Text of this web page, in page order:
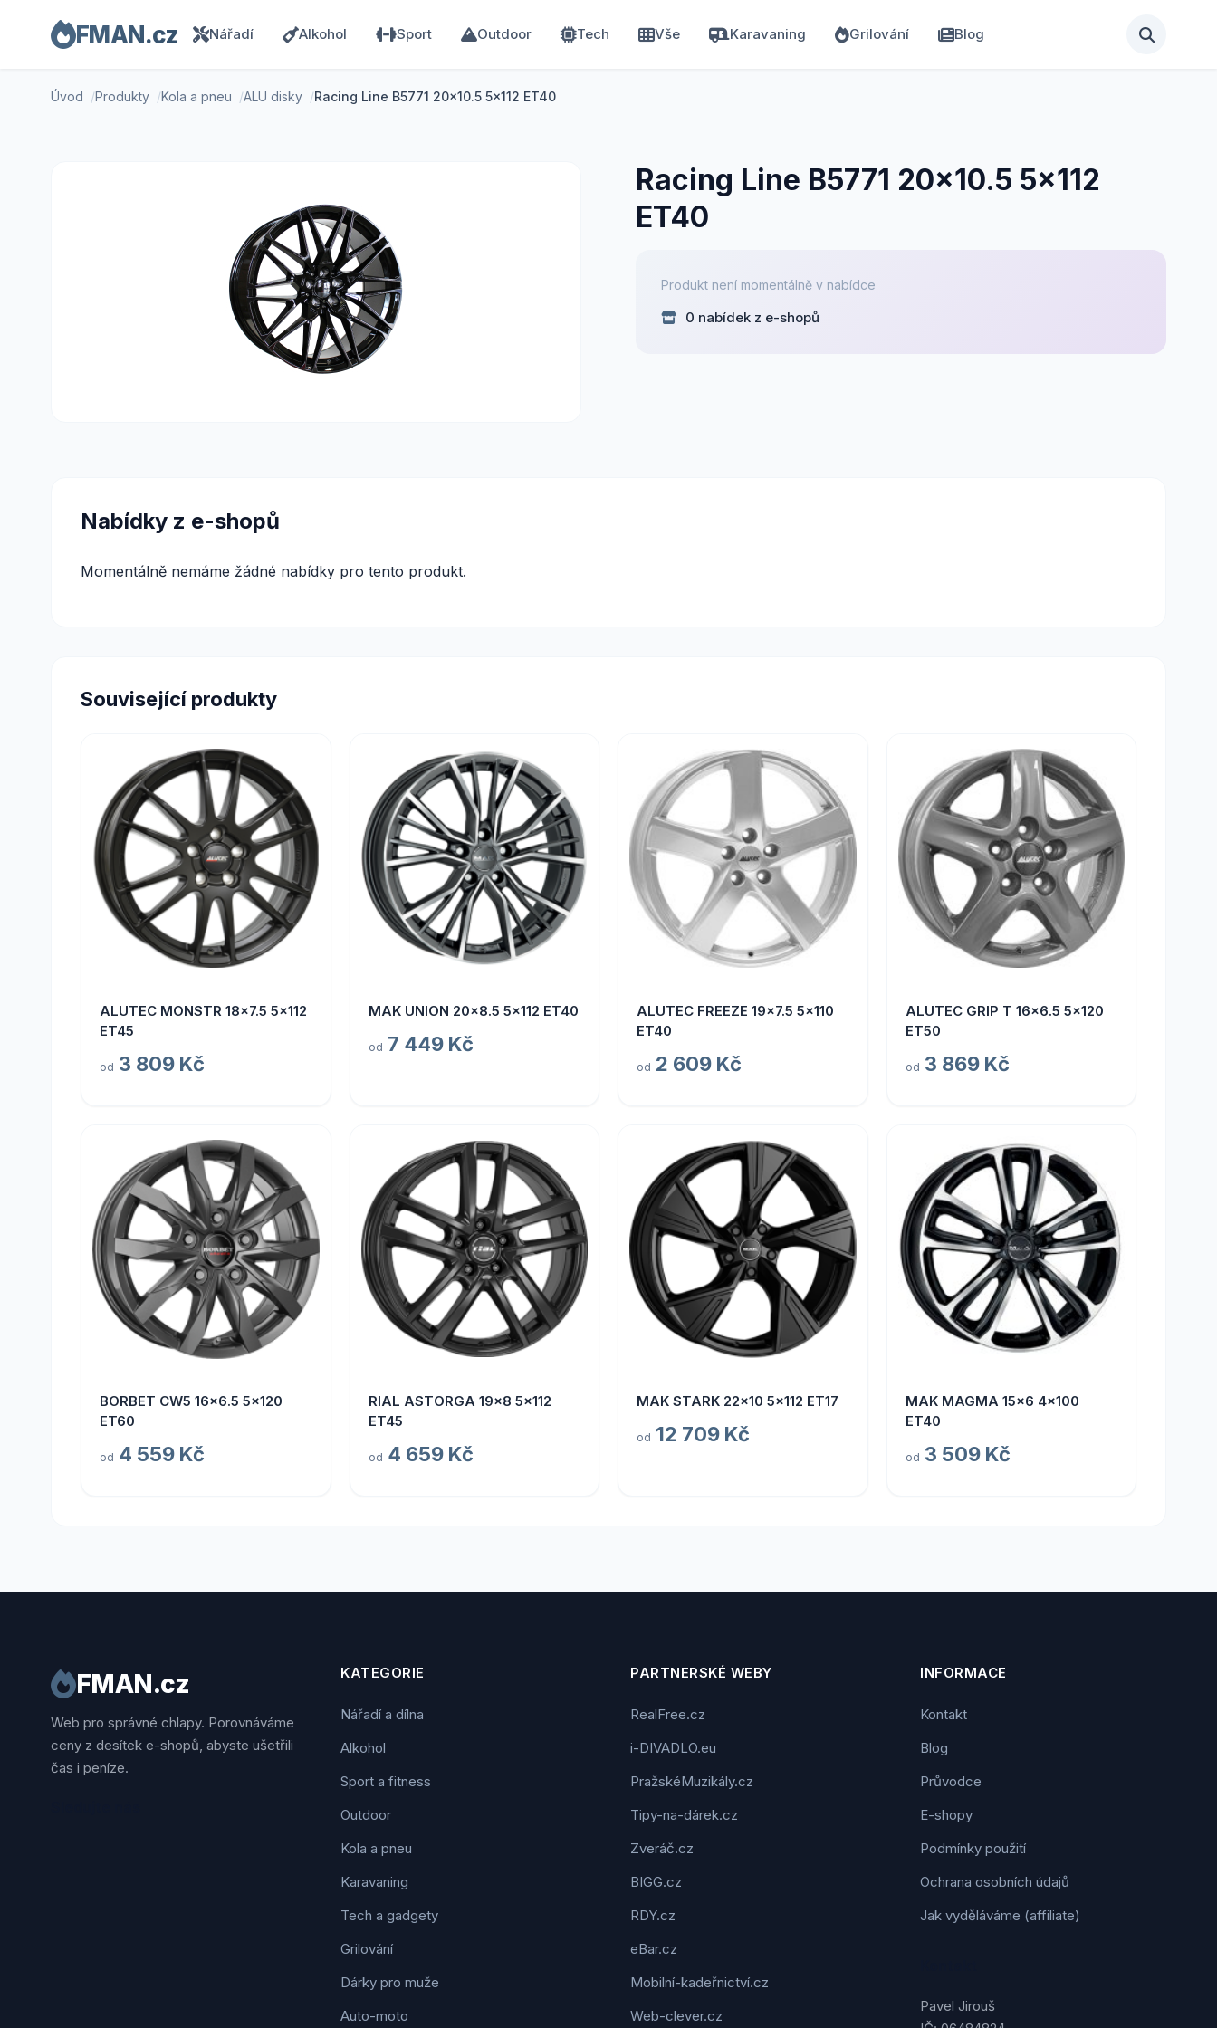
FMAN.cz Nářadí Alkohol Sport Outdoor Tech Vše Karavaning Grilování Blog
Úvod Produkty Kola a pneu ALU disky Racing Line B5771 20x10.5 5x112 ET40
Racing Line B5771 20x10.5 5x112
ET40
Produkt není momentálně v nabídce
0 nabídek z e-shopů
Nabídky z e-shopů
Momentálně nemáme žádné nabídky pro tento produkt.
Související produkty
ALUTEC MONSTR 18x7.5 5x112
ET45
od 3 809 Kč
MAK UNION 20x8.5 5x112 ET40
od 7 449 Kč
ALUTEC FREEZE 19x7.5 5x110
ET40
od 2 609 Kč
ALUTEC GRIP T 16x6.5 5x120
ET50
od 3 869 Kč
BORBET CW5 16x6.5 5x120
ET60
od 4 559 Kč
RIAL ASTORGA 19x8 5x112
ET45
od 4 659 Kč
MAK STARK 22x10 5x112 ET17
od 12 709 Kč
MAK MAGMA 15x6 4x100
ET40
od 3 509 Kč
FMAN.cz
Web pro správné chlapy. Porovnáváme
ceny z desítek e-shopů, abyste ušetřili
čas i peníze.
KATEGORIE
Nářadí a dílna
Alkohol
Sport a fitness
Outdoor
Kola a pneu
Karavaning
Tech a gadgety
Grilování
Dárky pro muže
Auto-moto
PARTNERSKÉ WEBY
RealFree.cz
i-DIVADLO.eu
PražskéMuzikály.cz
Tipy-na-dárek.cz
Zveráč.cz
BIGG.cz
RDY.cz
eBar.cz
Mobilní-kadeřnictví.cz
Web-clever.cz
INFORMACE
Kontakt
Blog
Průvodce
E-shopy
Podmínky použití
Ochrana osobních údajů
Jak vyděláváme (affiliate)
Pavel Jirouš